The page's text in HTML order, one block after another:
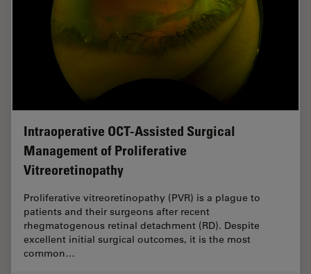
Intraoperative OCT-Assisted Surgical
Management of Proliferative
Vitreoretinopathy
Proliferative vitreoretinopathy (PVR) is a plague to
patients and their surgeons after recent
rhegmatogenous retinal detachment (RD). Despite
excellent initial surgical outcomes, it is the most
common…